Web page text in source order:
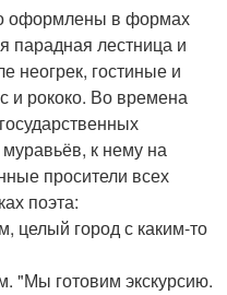
оформлены в формах
парадная лестница и
неогрек, гостиные и
и рококо. Во времена
к нему на
просители всех
поэта:
целый город с каким-то
"Мы готовим экскурсию.